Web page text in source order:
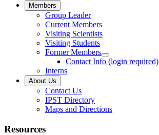
Members
Group Leader
Current Members
Visiting Scientists
Visiting Students
Former Members
Contact Info (login required)
Interns
About Us
Contact Us
IPST Directory
Maps and Directions
Resources